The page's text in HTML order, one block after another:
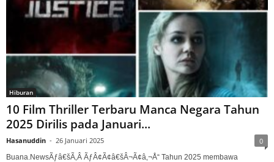
Hiburan
10 Film Thriller Terbaru Manca Negara Tahun
2025 Dirilis pada Januari...
Hasanuddin - 26 Januari 2025 0
Buana.NewsÃƒâ€šÃ‚Â ÃƒÂ¢Ã¢â€šÂ¬Ã¢â‚¬Å“ Tahun 2025 membawa